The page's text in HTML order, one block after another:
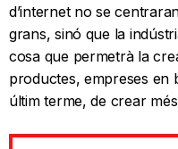
d’internet no se
grans, sinó que la
cosa que permetrà la
productes, empreses en
últim terme, de crear més